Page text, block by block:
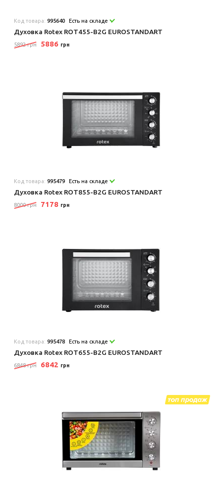
Код товара:995640 Есть на складе
Духовка Rotex ROT455-B2G EUROSTANDART
5892 грн 5886 грн
Код товара:995479 Есть на складе
Духовка Rotex ROT855-B2G EUROSTANDART
8000 грн 7178 грн
Код товара:995478 Есть на складе
Духовка Rotex ROT655-B2G EUROSTANDART
6848 грн 6842 грн